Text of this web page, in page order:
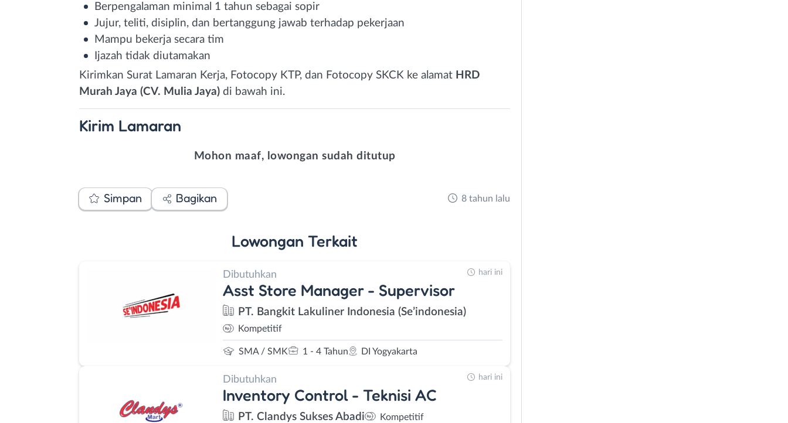
Berpengalaman minimal 1 tahun sebagai sopir
Jujur, teliti, disiplin, dan bertanggung jawab terhadap pekerjaan
Mampu bekerja secara tim
Ijazah tidak diutamakan
Kirimkan Surat Lamaran Kerja, Fotocopy KTP, dan Fotocopy SKCK ke alamat HRD
Murah Jaya (CV. Mulia Jaya) di bawah ini.
Kirim Lamaran
Mohon maaf, lowongan sudah ditutup
Simpan Bagikan 8 tahun lalu
Lowongan Terkait
Dibutuhkan
Asst Store Manager - Supervisor
PT. Bangkit Lakuliner Indonesia (Se’indonesia)
Kompetitif
SMA / SMK 1 - 4 Tahun DI Yogyakarta
hari ini
Dibutuhkan
Inventory Control - Teknisi AC
PT. Clandys Sukses Abadi Kompetitif
hari ini